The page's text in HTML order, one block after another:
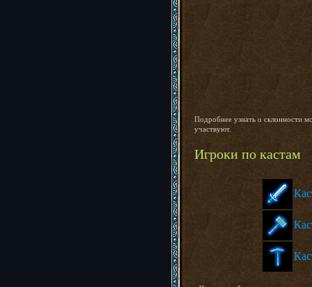
Подробнее узнать о склонности
участвуют.
Игроки по кастам